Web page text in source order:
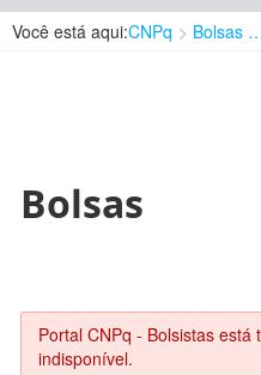
Você está aqui:CNPq Bolsas e
Bolsas
Portal CNPq - Bolsistas está
indisponível.